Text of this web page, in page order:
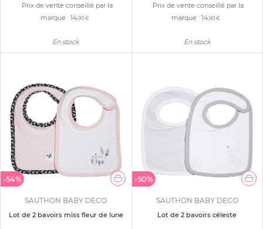
Prix de vente conseillé par la
marque : 14,90 €
En stock
Prix de vente conseillé par la
marque :14 ,90 €
En stock
-54%
SAUTHON BABY DECO
Lot de 2 bavoirs miss fleur de lune
-50%
SAUTHON BABY DECO
Lot de 2 bavoirs céleste